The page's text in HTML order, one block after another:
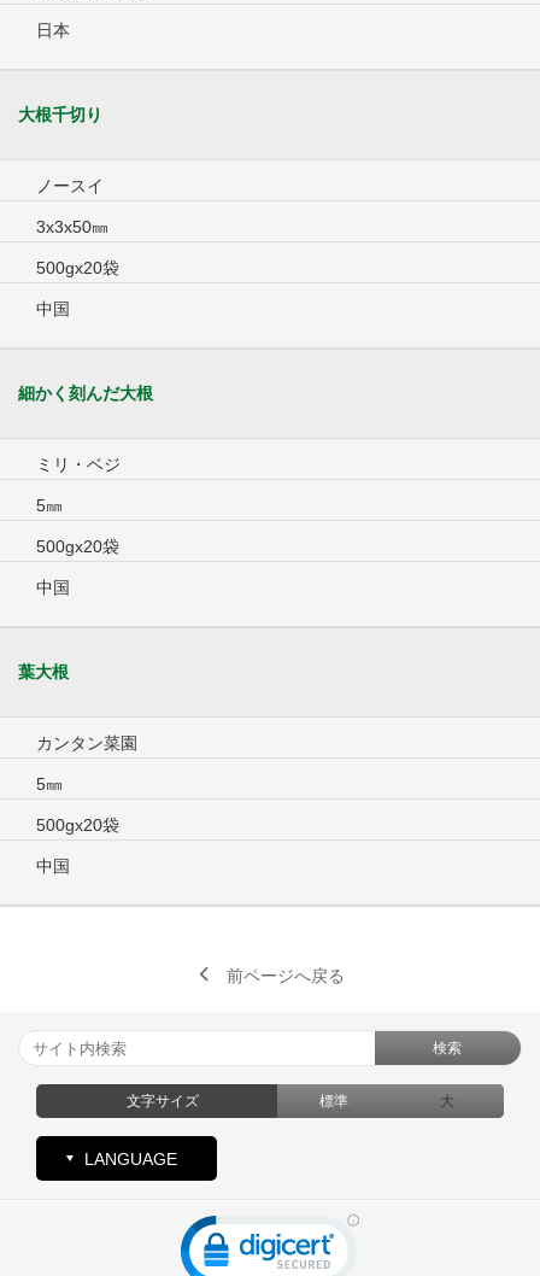
日本
大根千切り
ノースイ
3x3x50㎜
500gx20袋
中国
細かく刻んだ大根
ミリ・ベジ
5㎜
500gx20袋
中国
葉大根
カンタン菜園
5㎜
500gx20袋
中国
前ページへ戻る
検索
文字サイズ 大
標準
LANGUAGE